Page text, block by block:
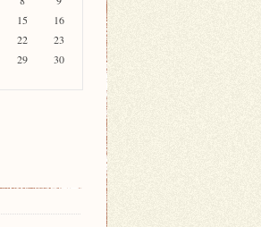
15
16
22
23
29
30